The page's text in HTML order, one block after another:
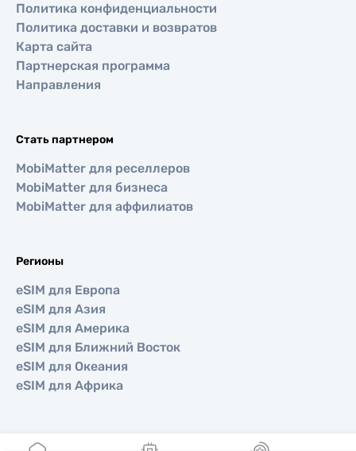
Политика конфиденциальности
Политика доставки и возвратов
Карта сайта
Партнерская программа
Направления
Стать партнером
MobiMatter для реселлеров
MobiMatter для бизнеса
MobiMatter для аффилиатов
Регионы
eSIM для Европа
eSIM для Азия
eSIM для Америка
eSIM для Ближний Восток
eSIM для Океания
eSIM для Африка
Страны